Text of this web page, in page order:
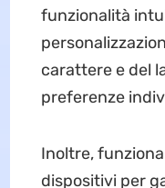
funzionalità
carattere e del
preferenze
Inoltre,
dispositivi per